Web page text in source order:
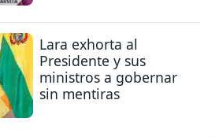
Lara exhorta al
Presidente y sus
ministros a gobernar
sin mentiras